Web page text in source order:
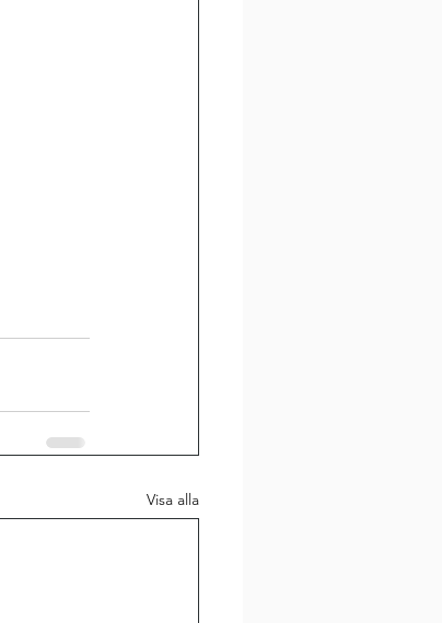
Visa alla